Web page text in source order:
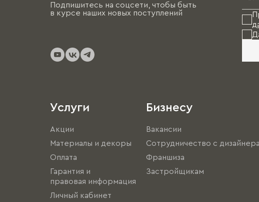
Подпишитесь на соцсети, чтобы быть
в курсе наших новых поступлений
Услуги
Акции
Материалы и декоры
Оплата
Гарантия и
правовая информация
Личный кабинет
Бизнесу
Вакансии
Сотрудничество с
Франшиза
Застройщикам